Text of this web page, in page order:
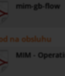
mim-gb-flow
na obsluhu
MIM -